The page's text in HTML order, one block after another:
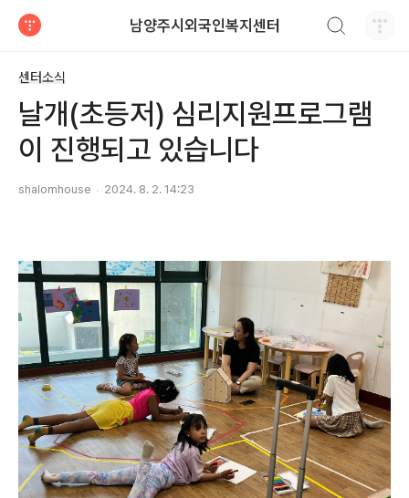
남양주시외국인복지센터
센터소식
날개(초등저) 심리지원프로그램
이 진행되고 있습니다
shalomhouse 2024. 8. 2. 14:23